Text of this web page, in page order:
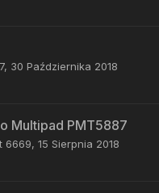
, 30 Października 2018
Multipad PMT5887
6669, 15 Sierpnia 2018